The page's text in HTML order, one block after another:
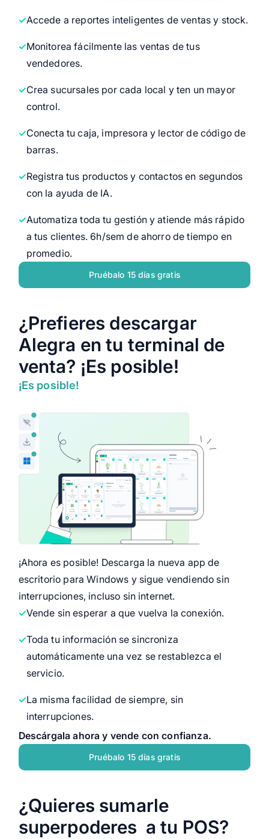
Accede a reportes inteligentes de ventas y stock.
Monitorea fácilmente las ventas de tus
vendedores.
Crea sucursales por cada local y ten un mayor
control.
Conecta tu caja, impresora y lector de código de
barras.
Registra tus productos y contactos en segundos
con la ayuda de IA.
Automatiza toda tu gestión y atiende más rápido
a tus clientes. 6h/sem de ahorro de tiempo en
promedio.
Pruébalo 15 días gratis
¿Prefieres descargar
Alegra en tu terminal de
venta? ¡Es posible!
¡Es posible!
¡Ahora es posible! Descarga la nueva app de
escritorio para Windows y sigue vendiendo sin
interrupciones, incluso sin internet.
Vende sin esperar a que vuelva la conexión.
Toda tu información se sincroniza
automáticamente una vez se restablezca el
servicio.
La misma facilidad de siempre, sin
interrupciones.
Descárgala ahora y vende con confianza.
Pruébalo 15 días gratis
¿Quieres sumarle
superpoderes a tu POS?